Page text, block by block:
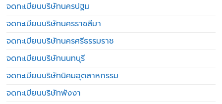
จดทะเบียนบริษัทนครปฐม
จดทะเบียนบริษัทนครราชสีมา
จดทะเบียนบริษัทนครศรีธรรมราช
จดทะเบียนบริษัทนนทบุรี
จดทะเบียนบริษัทนิคมอุตสาหกรรม
จดทะเบียนบริษัทพังงา